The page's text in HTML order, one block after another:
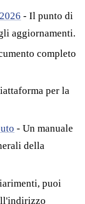
- Il punto di
aggiornamenti.
completo
per la
- Un manuale
della
puoi